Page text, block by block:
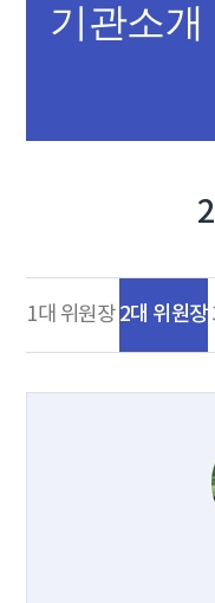
기관소개
1대 위원장 2대 위원장